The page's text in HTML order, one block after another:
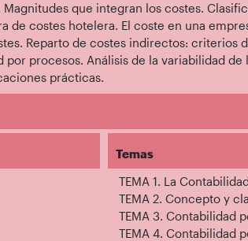
que integran los costes.
de costes hotelera. El coste en una
Reparto de costes indirectos: criterios
procesos. Análisis de la variabilidad
prácticas.
Temas
TEMA 1. La
TEMA 2. Concepto y
TEMA 3. Contabilidad
TEMA 4. Contabilidad